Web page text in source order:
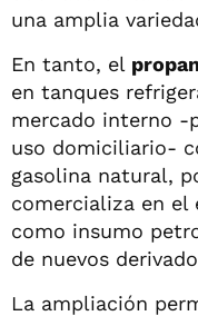
una amplia
En tanto, el
en tanques
mercado interno -
uso domiciliario-
gasolina natural,
comercializa en
como insumo
de nuevos
La ampliación